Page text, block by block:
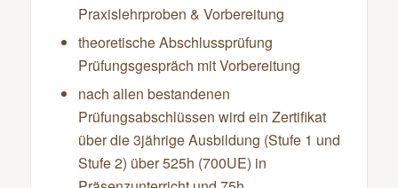
Praxislehrproben & Vorbereitung
theoretische Abschlussprüfung
Prüfungsgespräch mit Vorbereitung
nach allen bestandenen
Prüfungsabschlüssen wird ein Zertifikat
über die 3jährige Ausbildung (Stufe 1 und
Stufe 2) über 525h (700UE) in